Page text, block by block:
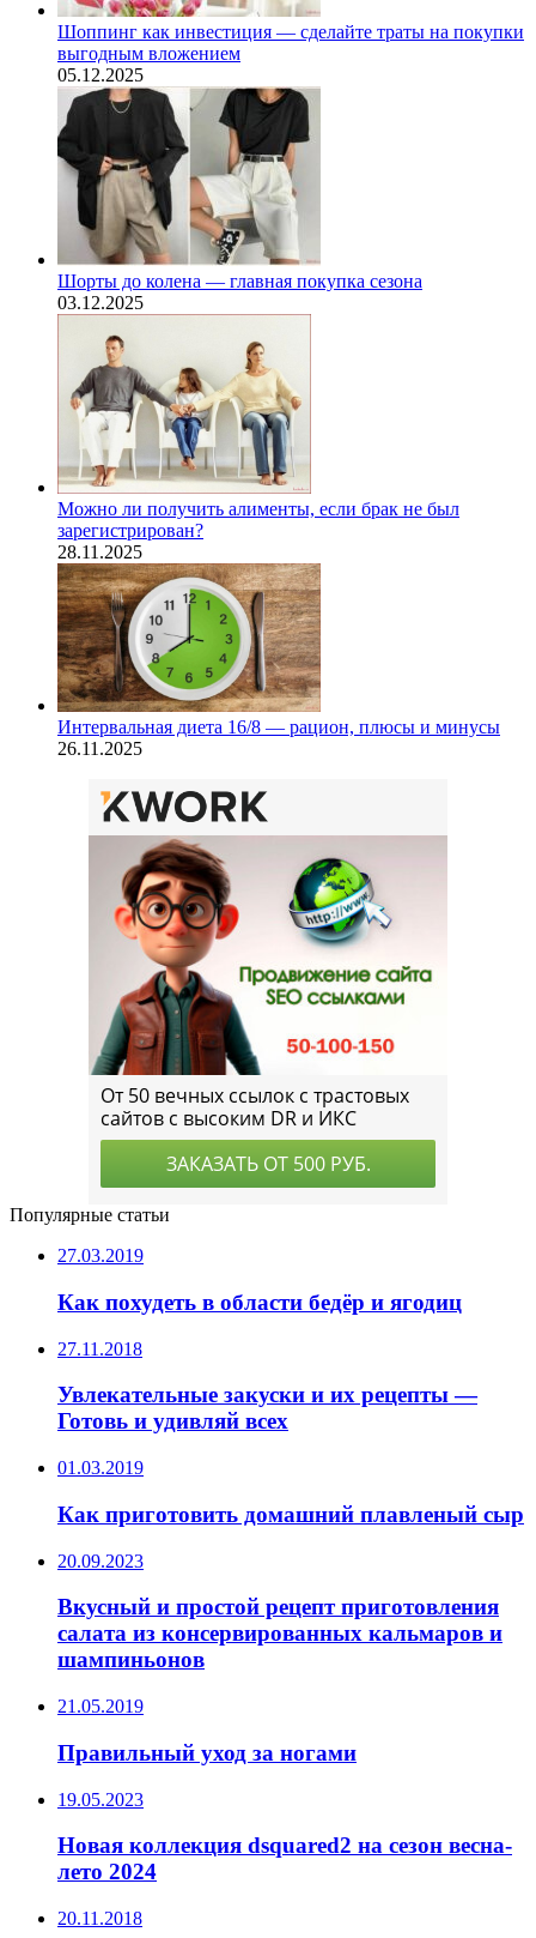
Шоппинг как инвестиция — сделайте траты на покупки
выгодным вложением
05.12.2025
Шорты до колена — главная покупка сезона
03.12.2025
Можно ли получить алименты, если брак не был
зарегистрирован?
28.11.2025
Интервальная диета 16/8 — рацион, плюсы и минусы
26.11.2025
Популярные статьи
27.03.2019
Как похудеть в области бедёр и ягодиц
27.11.2018
Увлекательные закуски и их рецепты —
Готовь и удивляй всех
01.03.2019
Как приготовить домашний плавленый сыр
20.09.2023
Вкусный и простой рецепт приготовления
салата из консервированных кальмаров и
шампиньонов
21.05.2019
Правильный уход за ногами
19.05.2023
Новая коллекция dsquared2 на сезон весна-
лето 2024
20.11.2018